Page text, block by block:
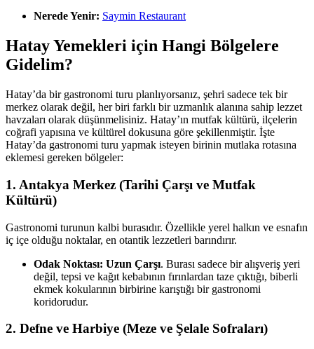
Nerede Yenir: Saymin Restaurant
Hatay Yemekleri için Hangi Bölgelere
Gidelim?
Hatay’da bir gastronomi turu planlıyorsanız, şehri sadece tek bir
merkez olarak değil, her biri farklı bir uzmanlık alanına sahip lezzet
havzaları olarak düşünmelisiniz. Hatay’ın mutfak kültürü, ilçelerin
coğrafi yapısına ve kültürel dokusuna göre şekillenmiştir. İşte
Hatay’da gastronomi turu yapmak isteyen birinin mutlaka rotasına
eklemesi gereken bölgeler:
1. Antakya Merkez (Tarihi Çarşı ve Mutfak
Kültürü)
Gastronomi turunun kalbi burasıdır. Özellikle yerel halkın ve esnafın
iç içe olduğu noktalar, en otantik lezzetleri barındırır.
Odak Noktası: Uzun Çarşı. Burası sadece bir alışveriş yeri
değil, tepsi ve kağıt kebabının fırınlardan taze çıktığı, biberli
ekmek kokularının birbirine karıştığı bir gastronomi
koridorudur.
2. Defne ve Harbiye (Meze ve Şelale Sofraları)